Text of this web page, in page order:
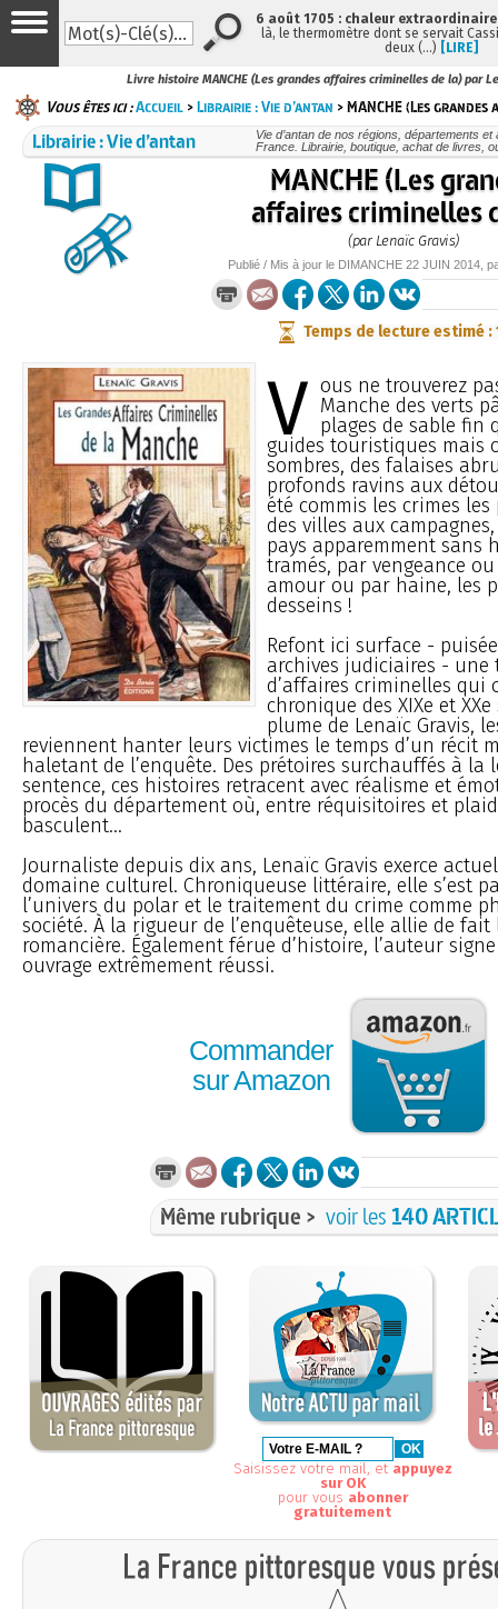
Livre histoire MANCHE (Les grandes affaires criminelles de la) par
Vous êtes ici :Accueil >Librairie : Vie d’antan > MANCHE (Les
Librairie : Vie d’antan
Vie d’antan de nos régions, départements
France. Librairie, boutique, achat de livres,
MANCHE (Les
affaires criminelles
(par Lenaïc Gravis)
Publié / Mis à jour le DIMANCHE 22 JUIN 2014,
Temps de lecture estimé :
V ous ne trouverez
Manche des verts
plages de sable fin
guides touristiques mais
sombres, des falaises
profonds ravins aux
été commis les crimes
des villes aux
pays apparemment sans
tramés, par vengeance
amour ou par haine, les
desseins !
Refont ici surface -
archives judiciaires - une
d’affaires criminelles qui
chronique des XIXe et
plume de Lenaïc Gravis,
reviennent hanter leurs victimes le temps d’un récit
haletant de l’enquête. Des prétoires surchauffés à la
sentence, ces histoires retracent avec réalisme et
procès du département où, entre réquisitoires et
basculent...
Journaliste depuis dix ans, Lenaïc Gravis exerce
domaine culturel. Chroniqueuse littéraire, elle s’est
l’univers du polar et le traitement du crime comme
société. À la rigueur de l’enquêteuse, elle allie de
romancière. Également férue d’histoire, l’auteur
ouvrage extrêmement réussi.
Commander
sur Amazon
Même rubrique > voir les 140
Saisissez votre mail, et appuyez
sur OK
pour vous abonner
gratuitement
6 août 1705 : chaleur
là, le thermomètre dont se servait
deux (…) [LIRE]